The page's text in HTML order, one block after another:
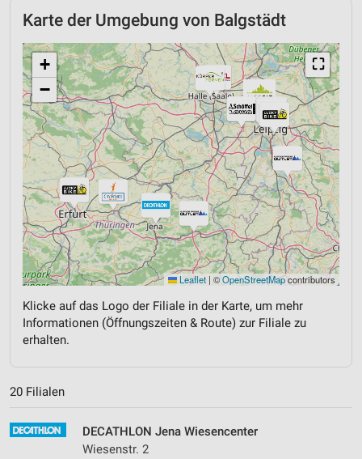
Karte der Umgebung von Balgstädt
⛶
+
−
Leaflet | ©OpenStreetMapcontributors
Klicke auf das Logo der Filiale in der Karte, um mehr
Informationen (Öffnungszeiten & Route) zur Filiale zu
erhalten.
20 Filialen
DECATHLON Jena Wiesencenter
Wiesenstr. 2